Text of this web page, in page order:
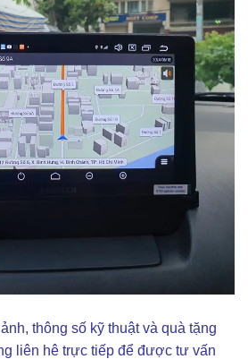
thông số kỹ thuật và quà tặng
liên hê trực tiếp để được tư vấn